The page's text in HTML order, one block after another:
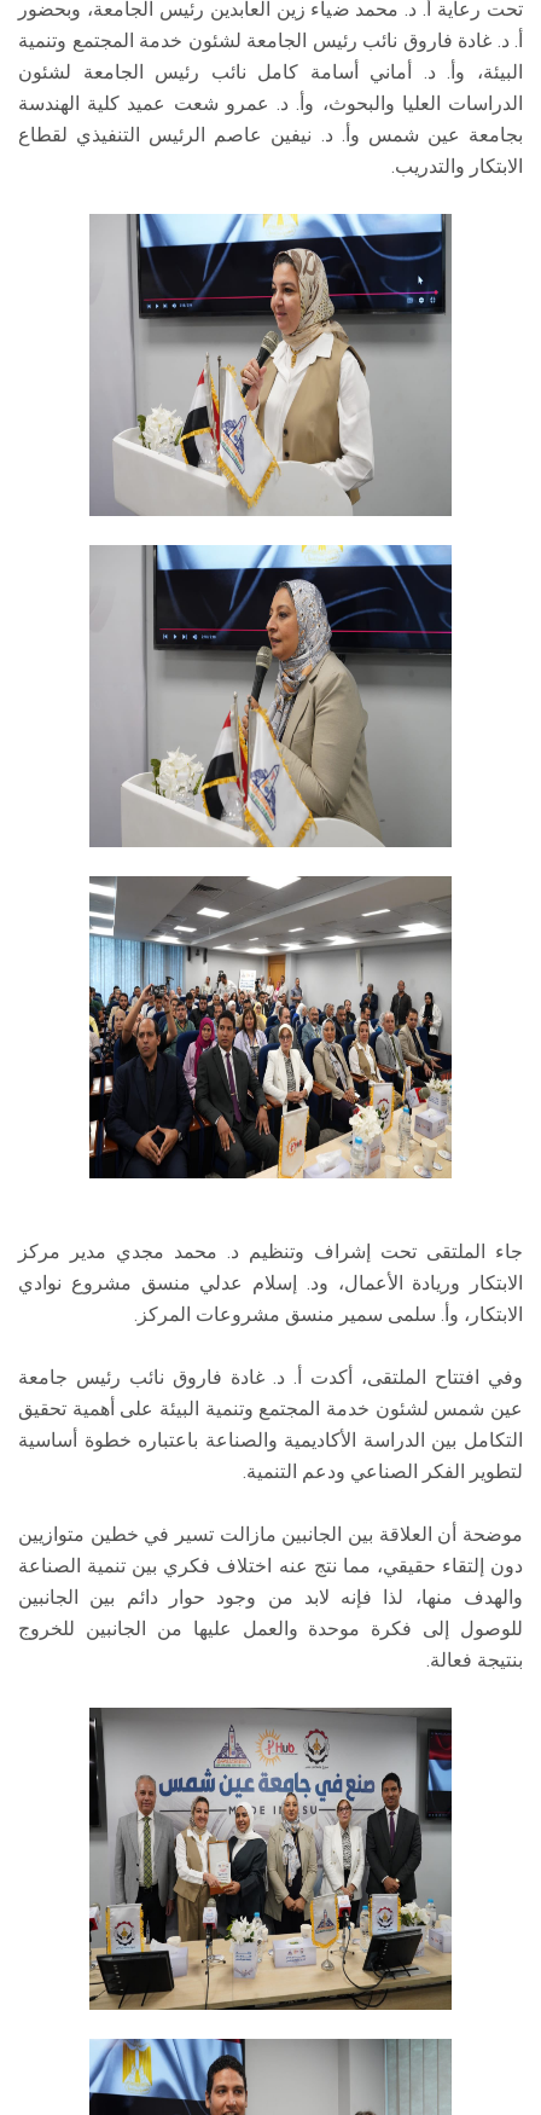
تحت رعاية أ. د. محمد ضياء زين العابدين رئيس الجامعة، وبحضور
أ. د. غادة فاروق نائب رئيس الجامعة لشئون خدمة المجتمع وتنمية
البيئة، وأ. د. أماني أسامة كامل نائب رئيس الجامعة لشئون
الدراسات العليا والبحوث، وأ. د. عمرو شعت عميد كلية الهندسة
بجامعة عين شمس وأ. د. نيفين عاصم الرئيس التنفيذي لقطاع
الابتكار والتدريب.
جاء الملتقى تحت إشراف وتنظيم د. محمد مجدي مدير مركز
الابتكار وريادة الأعمال، ود. إسلام عدلي منسق مشروع نوادي
الابتكار، وأ. سلمى سمير منسق مشروعات المركز.
وفي افتتاح الملتقى، أكدت أ. د. غادة فاروق نائب رئيس جامعة
عين شمس لشئون خدمة المجتمع وتنمية البيئة على أهمية تحقيق
التكامل بين الدراسة الأكاديمية والصناعة باعتباره خطوة أساسية
لتطوير الفكر الصناعي ودعم التنمية.
موضحة أن العلاقة بين الجانبين مازالت تسير في خطين متوازيين
دون إلتقاء حقيقي، مما نتج عنه اختلاف فكري بين تنمية الصناعة
والهدف منها، لذا فإنه لابد من وجود حوار دائم بين الجانبين
للوصول إلى فكرة موحدة والعمل عليها من الجانبين للخروج
بنتيجة فعالة.